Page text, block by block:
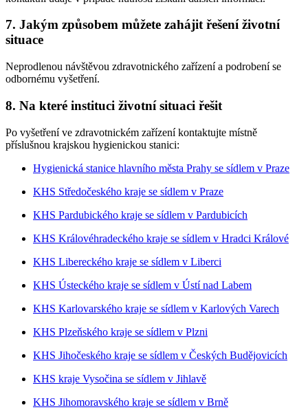
7. Jakým způsobem můžete zahájit řešení životní
situace
Neprodlenou návštěvou zdravotnického zařízení a podrobení se
odbornému vyšetření.
8. Na které instituci životní situaci řešit
Po vyšetření ve zdravotnickém zařízení kontaktujte místně
příslušnou krajskou hygienickou stanici:
Hygienická stanice hlavního města Prahy se sídlem v Praze
KHS Středočeského kraje se sídlem v Praze
KHS Pardubického kraje se sídlem v Pardubicích
KHS Královéhradeckého kraje se sídlem v Hradci Králové
KHS Libereckého kraje se sídlem v Liberci
KHS Ústeckého kraje se sídlem v Ústí nad Labem
KHS Karlovarského kraje se sídlem v Karlových Varech
KHS Plzeňského kraje se sídlem v Plzni
KHS Jihočeského kraje se sídlem v Českých Budějovicích
KHS kraje Vysočina se sídlem v Jihlavě
KHS Jihomoravského kraje se sídlem v Brně